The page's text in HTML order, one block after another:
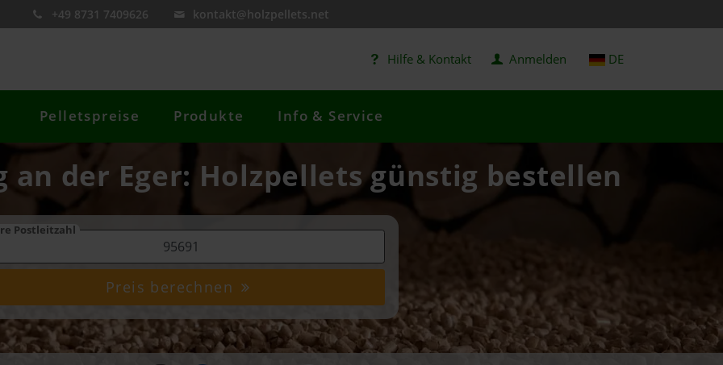
+49 8731 7409626 kontakt@holzpellets.net
Hilfe & Kontakt Anmelden DE
Pelletspreise Produkte Info & Service
an der Eger: Holzpellets günstig bestellen
Postleitzahl
Preis berechnen